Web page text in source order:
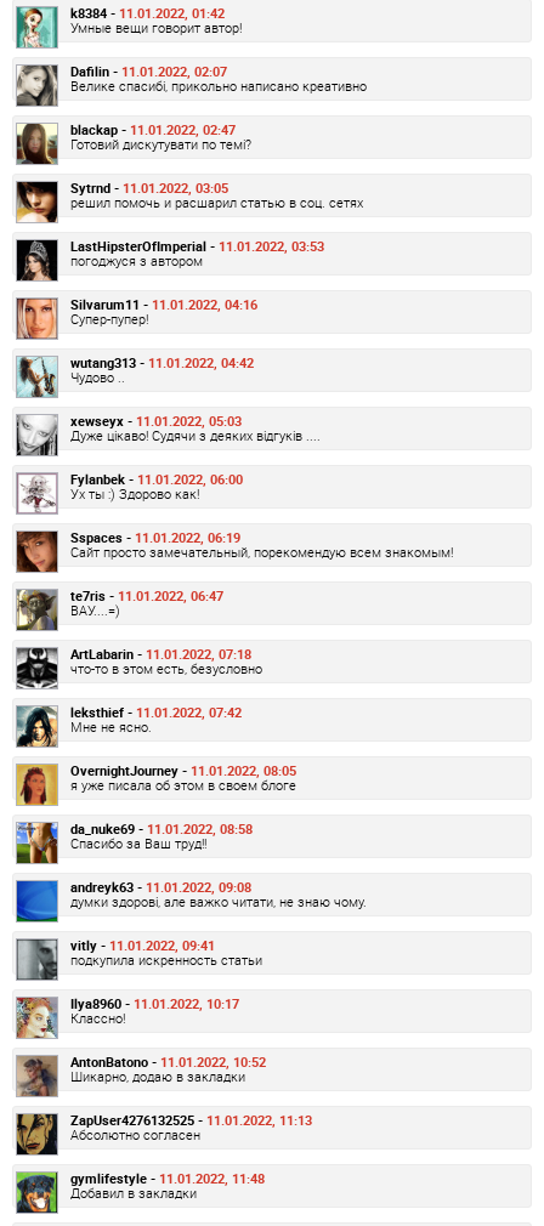
k8384 - 11.01.2022, 01:42
Умные вещи говорит автор!
Dafilin - 11.01.2022, 02:07
Велике спасибі, прикольно написано креативно
blackap - 11.01.2022, 02:47
Готовий дискутувати по темі?
Sytrnd - 11.01.2022, 03:05
решил помочь и расшарил статью в соц. сетях
LastHipsterOfImperial - 11.01.2022, 03:53
погоджуся з автором
Silvarum11 - 11.01.2022, 04:16
Супер-пупер!
wutang313 - 11.01.2022, 04:42
Чудово ..
xewseyx - 11.01.2022, 05:03
Дуже цікаво! Судячи з деяких відгуків ....
Fylanbek - 11.01.2022, 06:00
Ух ты :) Здорово как!
Sspaces - 11.01.2022, 06:19
Сайт просто замечательный, порекомендую всем знакомым!
te7ris - 11.01.2022, 06:47
ВАУ....=)
ArtLabarin - 11.01.2022, 07:18
что-то в этом есть, безусловно
leksthief - 11.01.2022, 07:42
Мне не ясно.
OvernightJourney - 11.01.2022, 08:05
я уже писала об этом в своем блоге
da_nuke69 - 11.01.2022, 08:58
Спасибо за Ваш труд!!
andreyk63 - 11.01.2022, 09:08
думки здорові, але важко читати, не знаю чому.
vitly - 11.01.2022, 09:41
подкупила искренность статьи
Ilya8960 - 11.01.2022, 10:17
Классно!
AntonBatono - 11.01.2022, 10:52
Шикарно, додаю в закладки
ZapUser4276132525 - 11.01.2022, 11:13
Абсолютно согласен
gymlifestyle - 11.01.2022, 11:48
Добавил в закладки